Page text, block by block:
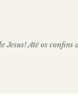
Jesus! Até os confins